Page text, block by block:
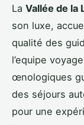
La Vallée de la
son luxe,
qualité des
l’equipe
œnologiques
des séjours
pour une